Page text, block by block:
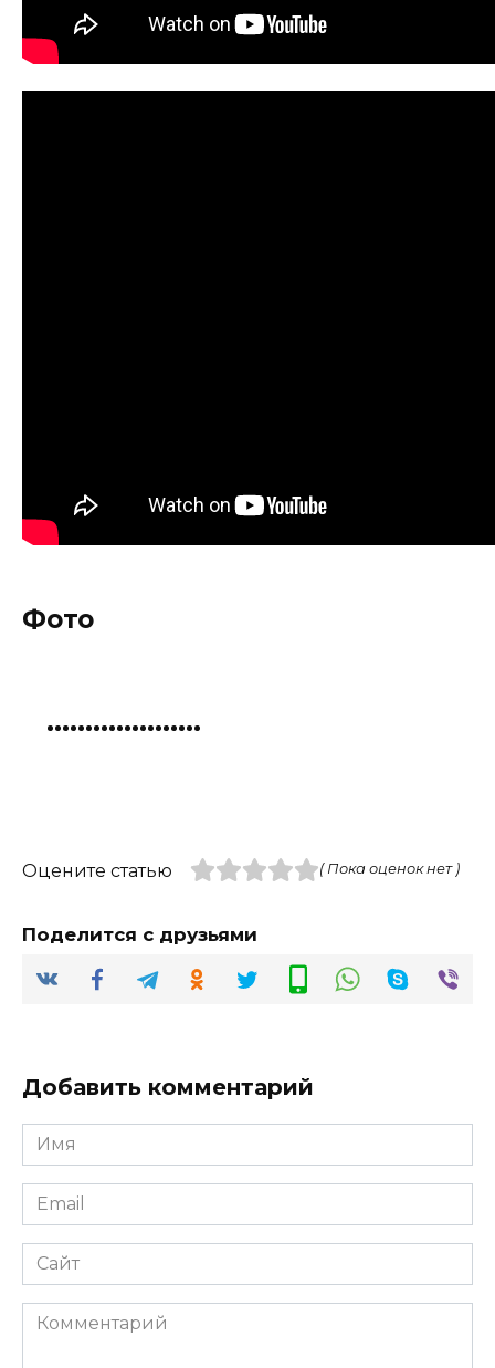
Фото
Оцените статью ( Пока оценок нет )
Поделится с друзьями
Добавить комментарий
Имя
*
Email
*
Сайт
Комментарий